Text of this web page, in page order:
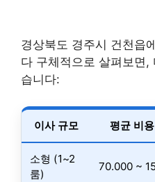
경상북도 경주시 건천읍
다 구체적으로 살펴보면,
습니다:
이사 규모 평균 비
소형 (1~2
룸)
70.000 ~